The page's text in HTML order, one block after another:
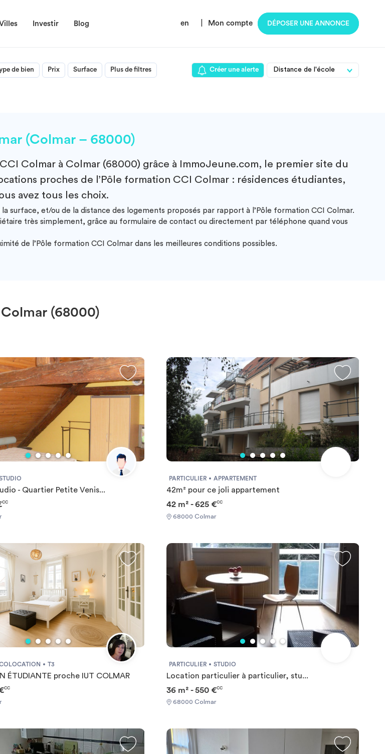
Investir Blog en Mon compte DÉPOSER UNE ANNONCE
de bien Prix Surface Plus de filtres Créer une alerte
(Colmar – 68000)
Colmar à Colmar (68000) grâce à ImmoJeune.com, le premier site du
proches de l’Pôle formation CCI Colmar : résidences étudiantes,
avez tous les choix.
surface, et/ou de la distance des logements proposés par rapport à l’Pôle formation CCI Colmar.
très simplement, grâce au formulaire de contact ou directement par téléphone quand vous
de l’Pôle formation CCI Colmar dans les meilleures conditions possibles.
(68000)
- Quartier Petite Venis...
CC
PARTICULIER APPARTEMENT
42m² pour ce joli appartement
42 m² - 625 €CC
68000 Colmar
T3
ÉTUDIANTE proche IUT COLMAR
CC
PARTICULIER STUDIO
Location particulier à particulier, stu...
36 m² - 550 €CC
68000 Colmar